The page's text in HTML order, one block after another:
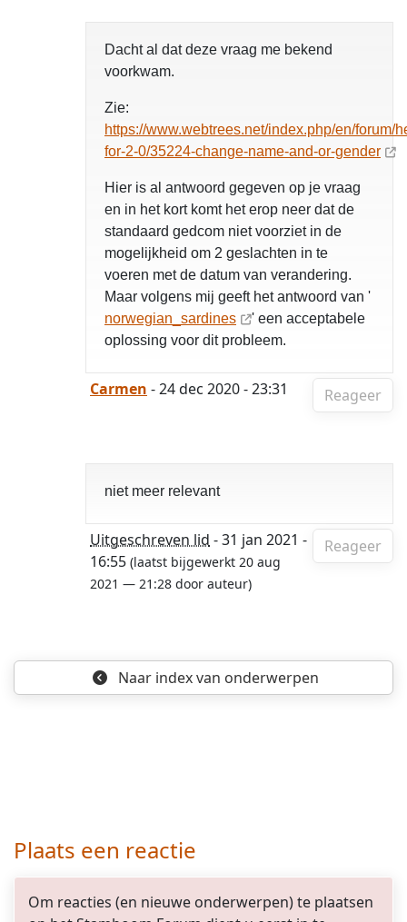
Dacht al dat deze vraag me bekend
voorkwam.
Zie:
https://www.webtrees.net/index.php/en/forum/
for-2-0/35224-change-name-and-or-gender
Hier is al antwoord gegeven op je vraag
en in het kort komt het erop neer dat de
standaard gedcom niet voorziet in de
mogelijkheid om 2 geslachten in te
voeren met de datum van verandering.
Maar volgens mij geeft het antwoord van '
norwegian_sardines
' een acceptabele
oplossing voor dit probleem.
Reageer
Carmen - 24 dec 2020 - 23:31
niet meer relevant
Reageer
Uitgeschreven lid - 31 jan 2021 -
16:55 (laatst bijgewerkt 20 aug
2021 — 21:28 door auteur)
Naar indexvan onderwerpen
Plaats een reactie
Om reacties (en nieuwe onderwerpen) te plaatsen